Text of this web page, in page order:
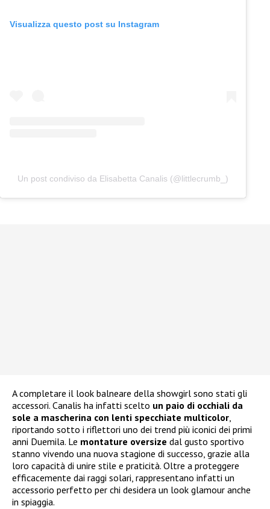
Visualizza questo post su Instagram
Un post condiviso da Elisabetta Canalis (@littlecrumb_)
A completare il look balneare della showgirl sono stati gli
accessori. Canalis ha infatti scelto un paio di occhiali da
sole a mascherina con lenti specchiate multicolor,
riportando sotto i riflettori uno dei trend più iconici dei primi
anni Duemila. Le montature oversize dal gusto sportivo
stanno vivendo una nuova stagione di successo, grazie alla
loro capacità di unire stile e praticità. Oltre a proteggere
efficacemente dai raggi solari, rappresentano infatti un
accessorio perfetto per chi desidera un look glamour anche
in spiaggia.